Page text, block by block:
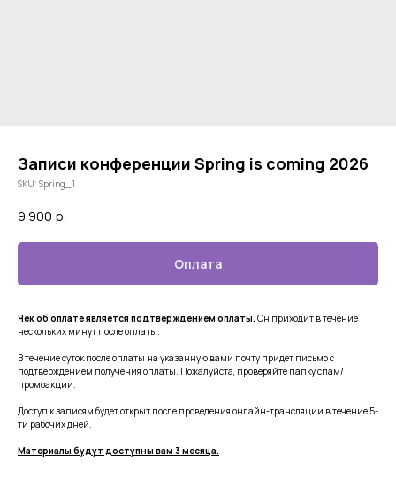
Записи конференции Spring is coming 2026
SKU: Spring_1
9 900 р.
Оплата
Чек об оплате является подтверждением оплаты. Он приходит в течение
нескольких минут после оплаты.
В течение суток после оплаты на указанную вами почту придет письмо с
подтверждением получения оплаты. Пожалуйста, проверяйте папку спам/
промоакции.
Доступ к записям будет открыт после проведения онлайн-трансляции в течение 5-
ти рабочих дней.
Материалы будут доступны вам 3 месяца.